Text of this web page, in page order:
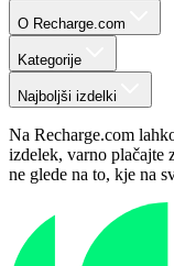
O Recharge.com
Kategorije
Najboljši izdelki
Na Recharge.com
izdelek, varno plačajte
ne glede na to, kje na